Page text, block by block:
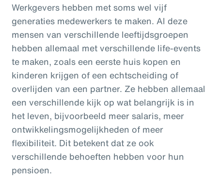
Werkgevers hebben met soms wel vijf
generaties medewerkers te maken. Al deze
mensen van verschillende leeftijdsgroepen
hebben allemaal met verschillende life-events
te maken, zoals een eerste huis kopen en
kinderen krijgen of een echtscheiding of
overlijden van een partner. Ze hebben allemaal
een verschillende kijk op wat belangrijk is in
het leven, bijvoorbeeld meer salaris, meer
ontwikkelingsmogelijkheden of meer
flexibiliteit. Dit betekent dat ze ook
verschillende behoeften hebben voor hun
pensioen.